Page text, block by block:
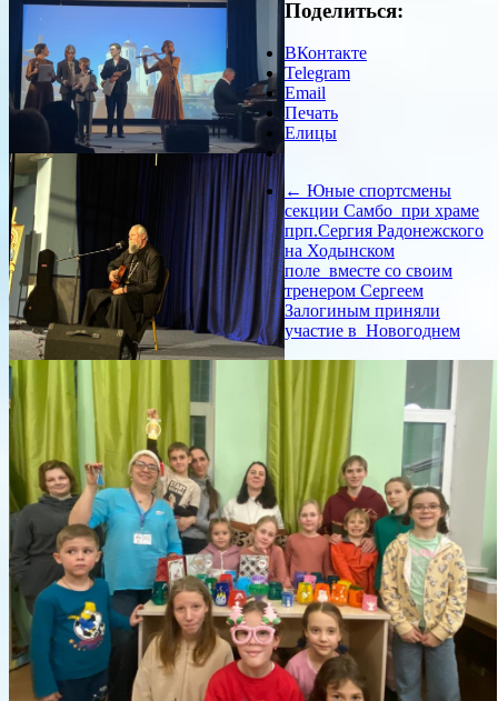
Поделиться:
ВКонтакте
Telegram
Email
Печать
Елицы
← Юные спортсмены
секции Самбо при храме
прп.Сергия Радонежского
на Ходынском
поле вместе со своим
тренером Сергеем
Залогиным приняли
участие в Новогоднем